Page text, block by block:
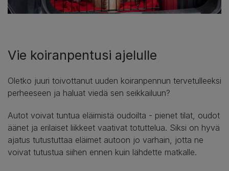
Vie koiranpentusi ajelulle
Oletko juuri toivottanut uuden koiranpennun tervetulleeksi
perheeseen ja haluat viedä sen seikkailuun?
Autot voivat tuntua eläimistä oudoilta - pienet tilat, oudot
äänet ja erilaiset liikkeet vaativat totuttelua. Siksi on hyvä
ajatus tutustuttaa eläimet autoon jo varhain, jotta ne
voivat tutustua siihen ennen kuin lähdette matkalle.